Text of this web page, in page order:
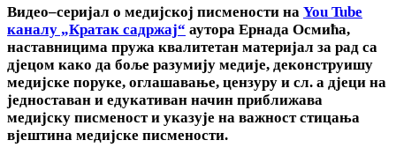
Видео–серијал о медијској писмености на You Tube
каналу „Кратак садржај“ аутора Ернада Осмића,
наставницима пружа квалитетан материјал за рад са
дјецом како да боље разумију медије, деконструишу
медијске поруке, оглашавање, цензуру и сл. а дјеци на
једноставан и едукативан начин приближава
медијску писменост и указује на важност стицања
вјештина медијске писмености.